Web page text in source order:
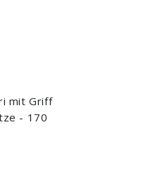
mit Griff
- 170